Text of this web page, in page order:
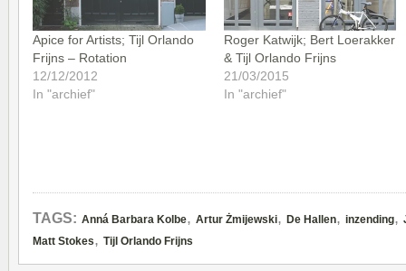
Apice for Artists; Tijl Orlando
Frijns – Rotation
12/12/2012
In "archief"
Roger Katwijk; Bert Loerakker
& Tijl Orlando Frijns
21/03/2015
In "archief"
TAGS: Anná Barbara Kolbe, Artur Żmijewski, De Hallen, inzending,
Matt Stokes, Tijl Orlando Frijns